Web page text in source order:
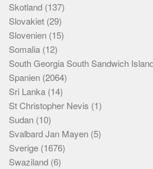
Skotland (137)
Slovakiet (29)
Slovenien (15)
Somalia (12)
South Georgia South Sandwich
Spanien (2064)
Sri Lanka (14)
St Christopher Nevis (1)
Sudan (10)
Svalbard Jan Mayen (5)
Sverige (1676)
Swaziland (6)